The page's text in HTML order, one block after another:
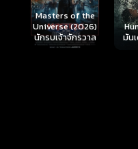
Masters of the
Universe (2026)
นักรบเจ้าจักรวาล
มัน